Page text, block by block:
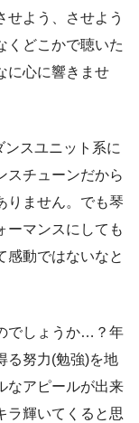
せよう、させよう
くどこかで聴いた
に心に響きませ
ンスユニット系に
スチューンだから
りません。でも琴
ーマンスにしても
感動ではないなと
でしょうか…？年
る努力(勉強)を地
なアピールが出来
ラ輝いてくると思